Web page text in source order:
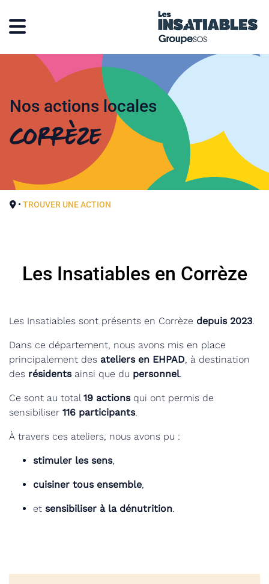
Nos actions locales
Corrèze
• TROUVER UNE ACTION
Les Insatiables en Corrèze
Les Insatiables sont présents en Corrèze depuis 2023.
Dans ce département, nous avons mis en place
principalement des ateliers en EHPAD, à destination
des résidentsainsi que du personnel.
Ce sont au total19 actionsqui ont permis de
sensibiliser 116 participants.
À travers ces ateliers, nous avons pu :
stimuler les sens,
cuisiner tous ensemble,
et sensibiliser à la dénutrition.